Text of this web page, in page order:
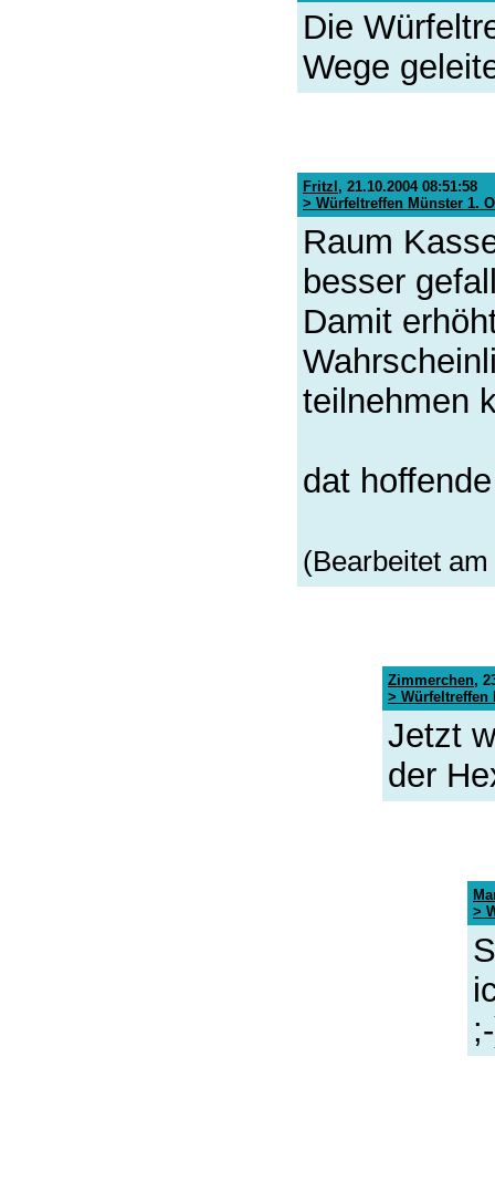
Die
Wege
Fritzl , 21.10.2004 08:51:58
> Würfeltreffen Münster 1.
Raum
besser
Damit
teilnehmen
dat
(Bearbeitet
Zimmerchen,
> Würfeltreffen
Jetzt
der
>